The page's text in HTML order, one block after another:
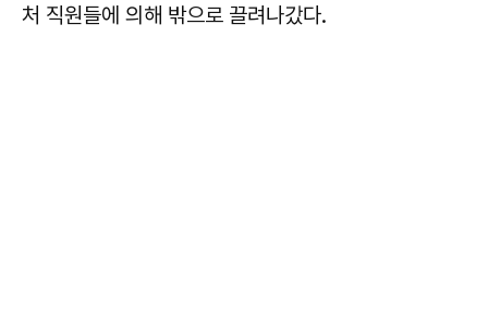
처 직원들에 의해 밖으로 끌려나갔다.